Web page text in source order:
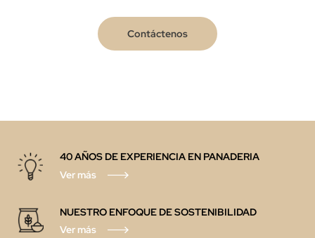
Contáctenos
40 AÑOS DE EXPERIENCIA EN PANADERIA
Ver más
NUESTRO ENFOQUE DE SOSTENIBILIDAD
Ver más